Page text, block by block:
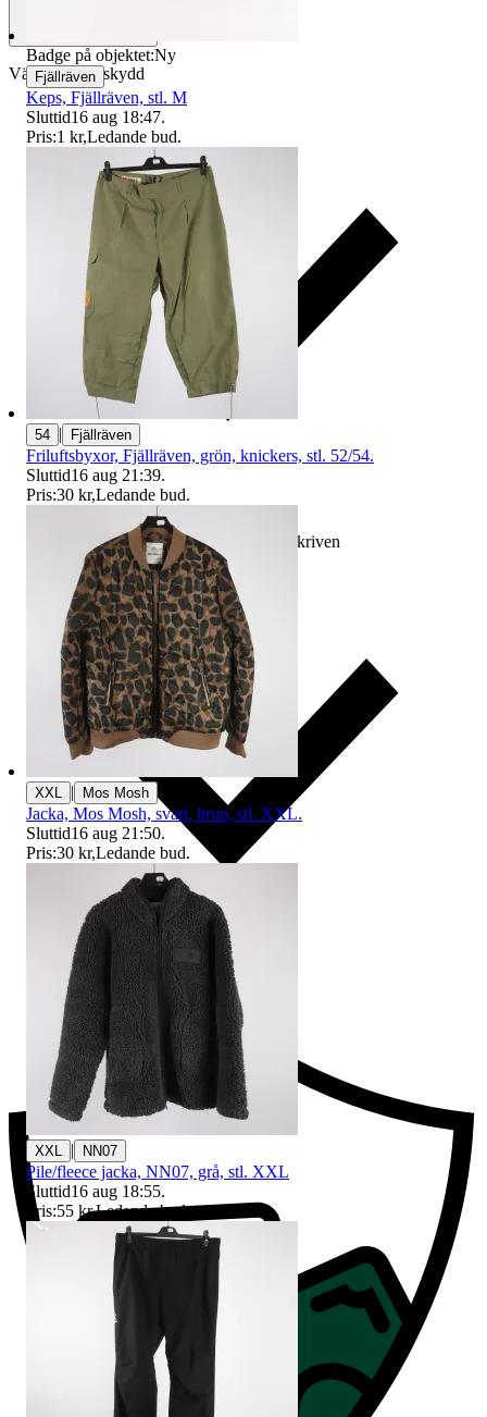
Välj till köparskydd
Ersättning om varan inte är som beskriven
Ersättning om du inte får din vara
Badge på objektet:Ny
Fjällräven
Keps, Fjällräven, stl. M
Sluttid16 aug 18:47.
Pris:1 kr,Ledande bud.
54 | Fjällräven
Friluftsbyxor, Fjällräven, grön, knickers, stl. 52/54.
Sluttid16 aug 21:39.
Pris:30 kr,Ledande bud.
XXL | Mos Mosh
Jacka, Mos Mosh, svart, brun, stl. XXL.
Sluttid16 aug 21:50.
Pris:30 kr,Ledande bud.
XXL | NN07
Pile/fleece jacka, NN07, grå, stl. XXL
Sluttid16 aug 18:55.
Pris:55 kr,Ledande bud.